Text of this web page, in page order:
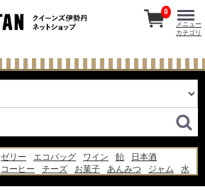
ゼリー エコバッグ ワイン 飴
日本酒
コーヒー
チーズ お菓子 あんみつ ジャム
水
0
メニュー
カテゴリ